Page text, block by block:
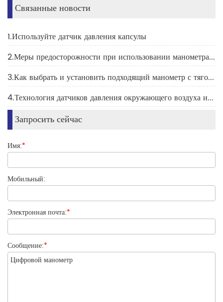
Связанные новости
1.Используйте датчик давления капсулы
2.Меры предосторожности при использовании манометра для холодильной установки
3.Как выбрать и установить подходящий манометр с тяговым указателем
4.Технология датчиков давления окружающего воздуха и тенденции рынка
Запросить сейчас
Имя:*
Мобильный:
Электронная почта:*
Сообщение:*